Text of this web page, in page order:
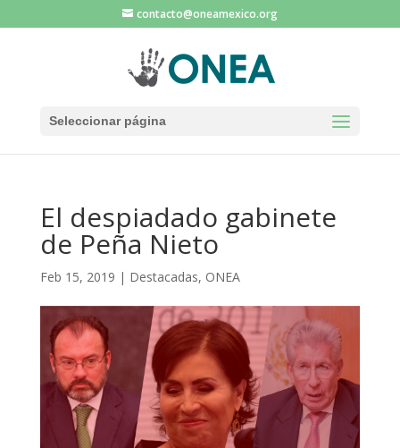
contacto@oneamexico.org
Seleccionar página
El despiadado gabinete
de Peña Nieto
Feb 15, 2019 | Destacadas, ONEA